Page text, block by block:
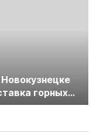
горных
России и